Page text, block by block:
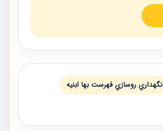
نگهداري روسازي فهرست بها ابنيه